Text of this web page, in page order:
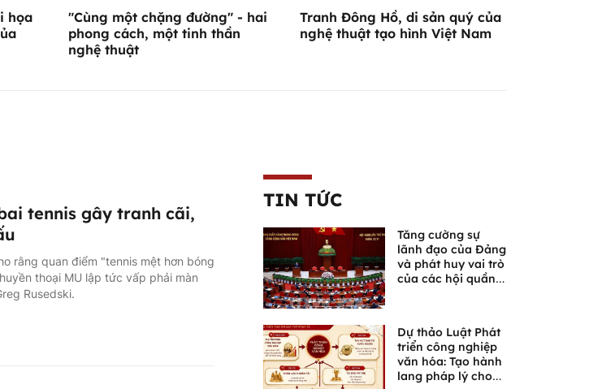
họa
"Cùng một chặng đường" - hai
phong cách, một tinh thần
nghệ thuật
Tranh Đông Hồ, di sản quý của
nghệ thuật tạo hình Việt Nam
tennis gây tranh cãi,
rằng quan điểm "tennis mệt hơn bóng
thoại MU lập tức vấp phải màn
Rusedski.
TIN TỨC
Tăng cường sự
lãnh đạo của Đảng
và phát huy vai trò
của các hội quần
Dự thảo Luật Phát
triển công nghiệp
văn hóa: Tạo hành
lang pháp lý cho